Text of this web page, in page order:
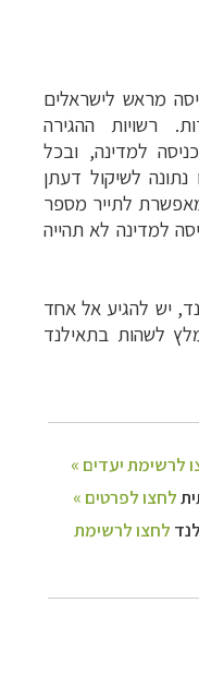
מראש לישראלים
רשויות ההגירה
יום עם הכניסה למדינה, ובכל
לשיקול דעתן
לתייר מספר
למדינה לא תהייה
יש להגיע אל אחד
לשהות בתאילנד